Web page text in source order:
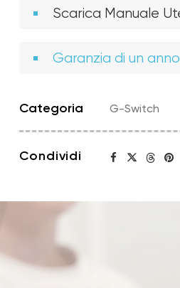
Scarica Manuale
Garanzia di un anno
Categoria G-Switch
Condividi